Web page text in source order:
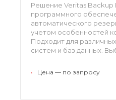
Решение Veritas Backup
программного
автоматического
учетом особенностей
Подходит для
систем и баз данных.
файлов, а
• Цена — по запросу